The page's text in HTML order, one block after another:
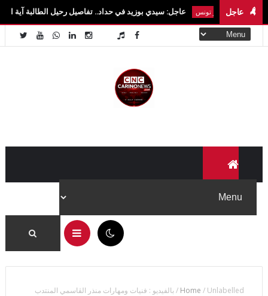
عاجلاخبار تونس عاجل: سيدي بوزيد في حداد.. تفاصيل رحيل الطالبة آية الزايدي في حادث
Home / Unlabelled
/ بالفيديو : فنيات ومهارات منذر الڨاسمي المنتدب